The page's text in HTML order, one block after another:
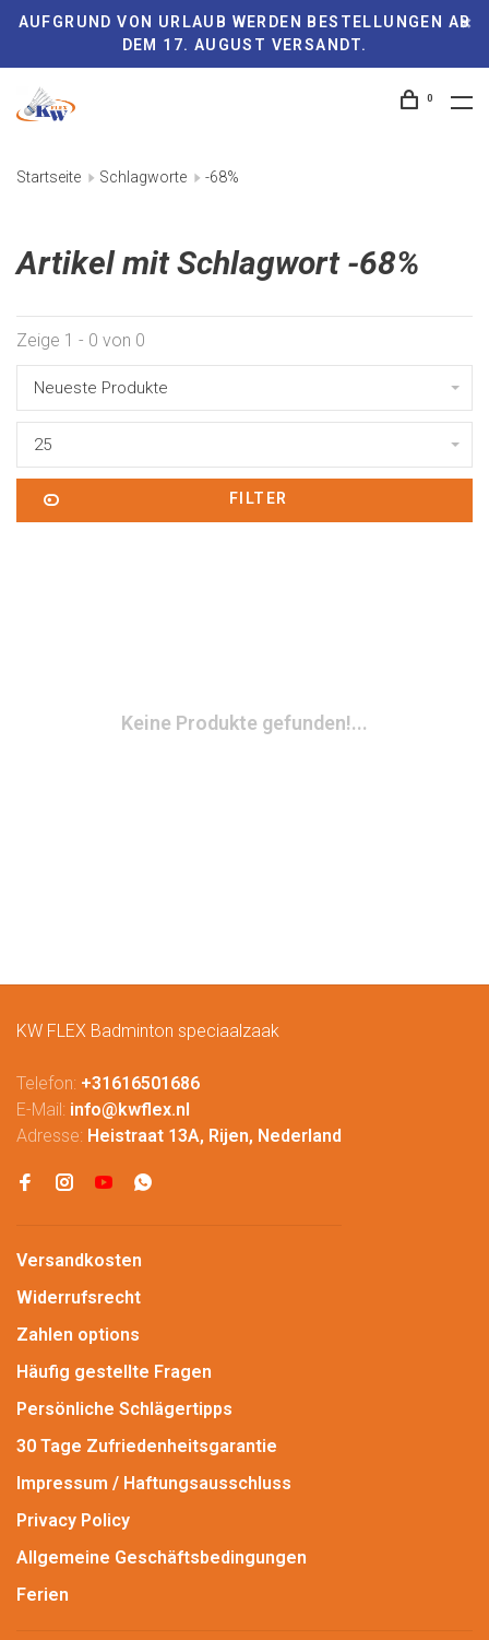
AUFGRUND VON URLAUB WERDEN BESTELLUNGEN AB
DEM 17. AUGUST VERSANDT.
0
Startseite Schlagworte -68%
Artikel mit Schlagwort -68%
Zeige 1 - 0 von 0
Neueste Produkte
25
FILTER
Keine Produkte gefunden!...
KW FLEX Badminton speciaalzaak
Telefon: +31616501686
E-Mail: info@kwflex.nl
Adresse: Heistraat 13A, Rijen, Nederland
Versandkosten
Widerrufsrecht
Zahlen options
Häufig gestellte Fragen
Persönliche Schlägertipps
30 Tage Zufriedenheitsgarantie
Impressum / Haftungsausschluss
Privacy Policy
Allgemeine Geschäftsbedingungen
Ferien